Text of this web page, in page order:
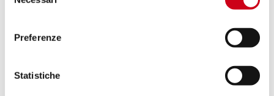
Preferenze
Statistiche